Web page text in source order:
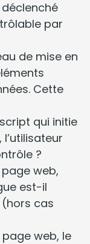
par
de mise en
Cette
qui initie
?
web,
est-il
cas
web, le